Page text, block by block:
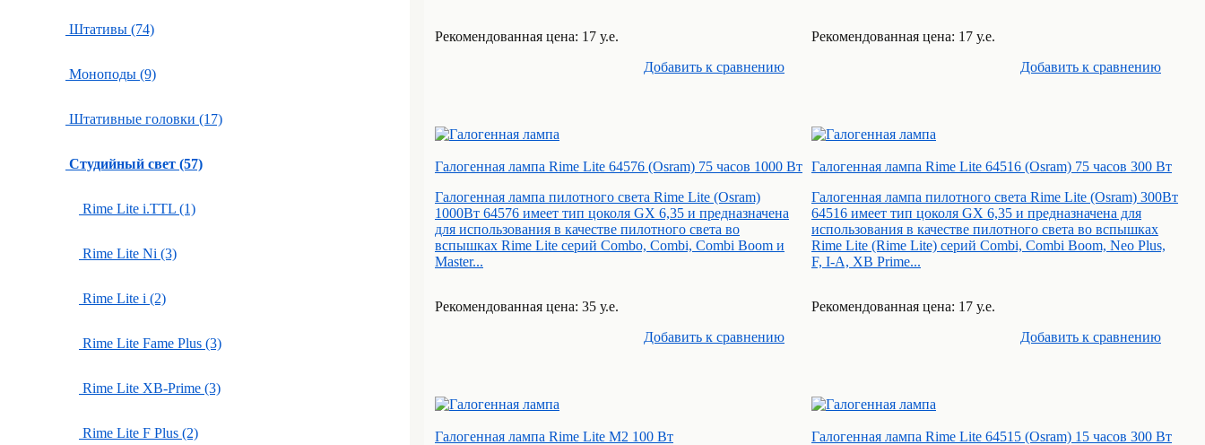
Штативы (74)
Моноподы (9)
Штативные головки (17)
Студийный свет (57)
Rime Lite i.TTL (1)
Rime Lite Ni (3)
Rime Lite i (2)
Rime Lite Fame Plus (3)
Rime Lite XB-Prime (3)
Rime Lite F Plus (2)
Рекомендованная цена: 17 у.е.
Добавить к cравнению
Рекомендованная цена: 17 у.е.
Добавить к cравнению
Галогенная лампа Rime Lite 64576 (Osram) 75 часов 1000 Вт
Галогенная лампа пилотного света Rime Lite (Osram)
1000Вт 64576 имеет тип цоколя GX 6,35 и предназначена
для использования в качестве пилотного света во
вспышках Rime Lite серий Combo, Combi, Combi Boom и
Master...
Рекомендованная цена: 35 у.е.
Добавить к cравнению
Галогенная лампа Rime Lite 64516 (Osram) 75 часов 300 Вт
Галогенная лампа пилотного света Rime Lite (Osram) 300Вт
64516 имеет тип цоколя GX 6,35 и предназначена для
использования в качестве пилотного света во вспышках
Rime Lite (Rime Lite) серий Combi, Combi Boom, Neo Plus,
F, I-A, XB Prime...
Рекомендованная цена: 17 у.е.
Добавить к cравнению
Галогенная лампа Rime Lite M2 100 Вт
Галогенная лампа Rime Lite 64515 (Osram) 15 часов 300 Вт